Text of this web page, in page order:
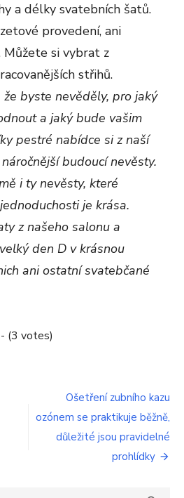
a délky svatebních šatů.
provedení, ani
Můžete si vybrat z
střihů.
byste nevěděly, pro jaký
a jaký bude vašim
pestré nabídce si z naší
budoucí nevěsty.
i ty nevěsty, které
je krása.
z našeho salonu a
den D v krásnou
ani ostatní svatebčané
(3 votes)
Ošetření zubního kazu
ozónem se praktikuje běžně,
důležité jsou pravidelné
prohlídky